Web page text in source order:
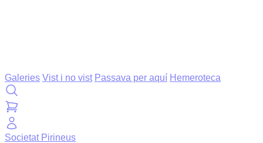
Galeries Vist i no vist Passava per aquí Hemeroteca
Societat Pirineus